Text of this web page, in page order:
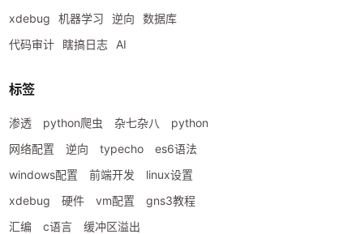
名字即可。
Restore-ADObject -NewName
xdebug
机器学习 逆向
数据库
代码审计
瞎搞日志 AI
标签
渗透 python爬虫 杂七杂八
python
网络配置
逆向 typecho
es6语法
windows配置
前端开发
linux设置
xdebug
硬件 vm配置
gns3教程
汇编
c语言
缓冲区溢出